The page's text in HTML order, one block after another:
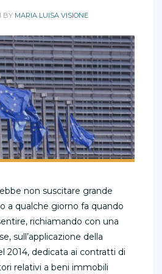
BY MARIA LUISA VISIONE
non suscitare grande
a qualche giorno fa quando
richiamando con una
sull’applicazione della
2014, dedicata ai contratti di
relativi a beni immobili